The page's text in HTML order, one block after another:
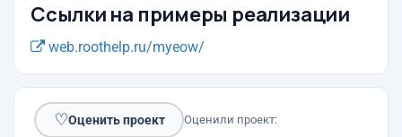
Ссылки на примеры реализации
web.roothelp.ru/myeow/
♡Оценить проект Оценили проект: